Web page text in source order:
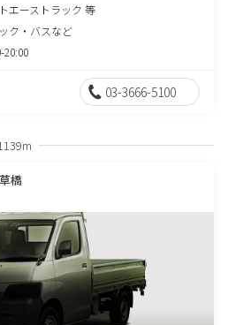
エーストラック 等
ク・バスなど
20:00
03-3666-5100
橋